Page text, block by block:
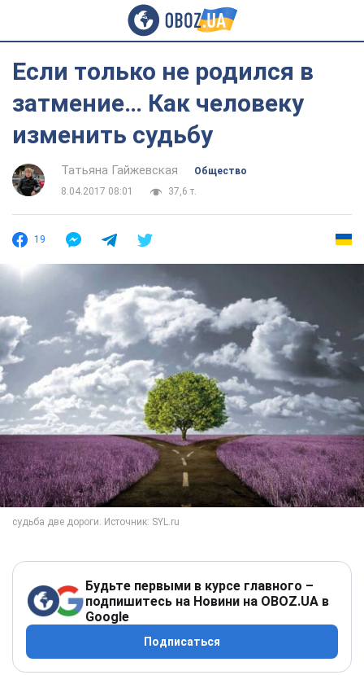
Если только не родился в
затмение… Как человеку
изменить судьбу
Татьяна Гайжевская
Общество
8.04.2017 08:01
37,6 т.
19
Будьте первыми в курсе главного –
подпишитесь на Новини на OBOZ.UA в
Google
Подписаться